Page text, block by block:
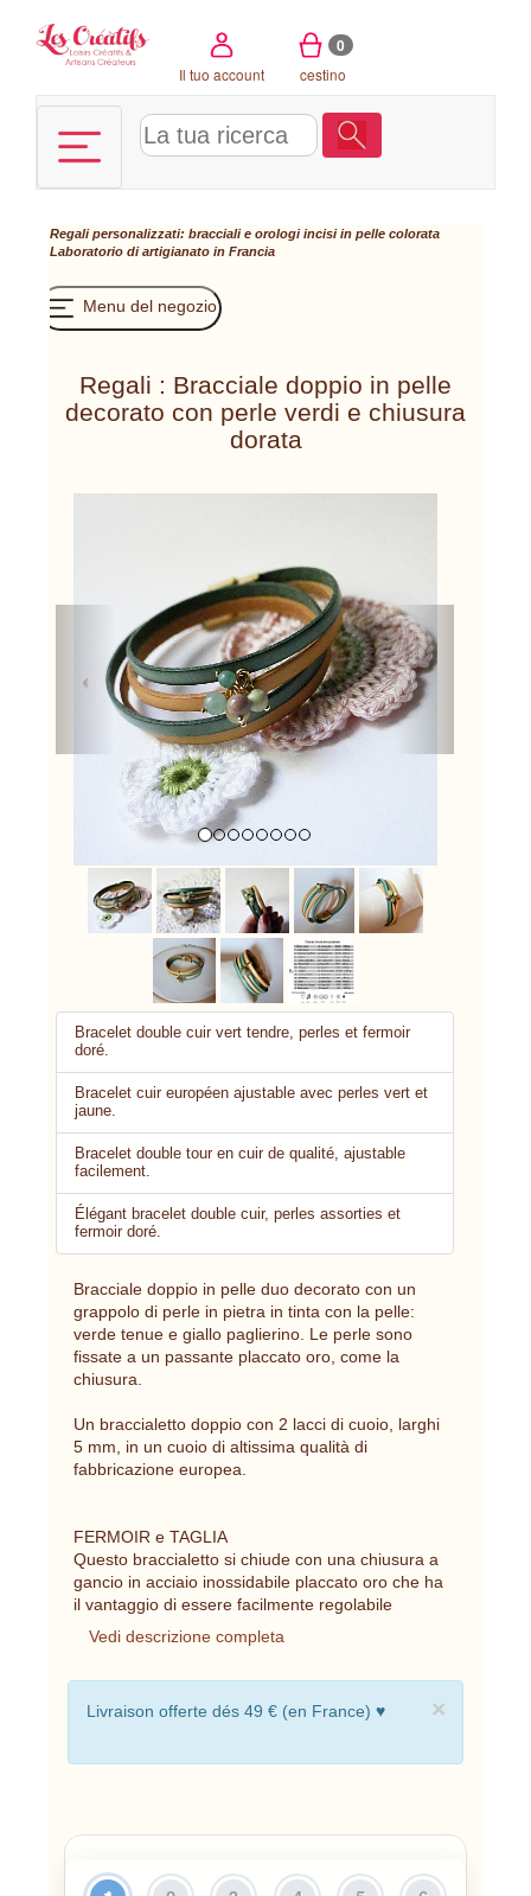
Il tuo account
0
cestino
Regali personalizzati: bracciali e orologi incisi in pelle colorata
Laboratorio di artigianato in Francia
Menu del negozio
Regali : Bracciale doppio in pelle
decorato con perle verdi e chiusura
dorata
Previous
Bracelet double cuir vert tendre, perles et fermoir
doré.
Bracelet cuir européen ajustable avec perles vert et
jaune.
Bracelet double tour en cuir de qualité, ajustable
facilement.
Élégant bracelet double cuir, perles assorties et
fermoir doré.
Bracciale doppio in pelle duo decorato con un
grappolo di perle in pietra in tinta con la pelle:
verde tenue e giallo paglierino. Le perle sono
fissate a un passante placcato oro, come la
chiusura.
Un braccialetto doppio con 2 lacci di cuoio, larghi
5 mm, in un cuoio di altissima qualità di
fabbricazione europea.
FERMOIR e TAGLIA
Questo braccialetto si chiude con una chiusura a
gancio in acciaio inossidabile placcato oro che ha
il vantaggio di essere facilmente regolabile
Vedi descrizione completa
×
Livraison offerte dés 49 € (en France) ♥